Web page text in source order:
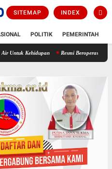
SITEMAP INDEX
POLITIK PEMERINTAH
Resmi Beroperasi! Layanan CATHLAB